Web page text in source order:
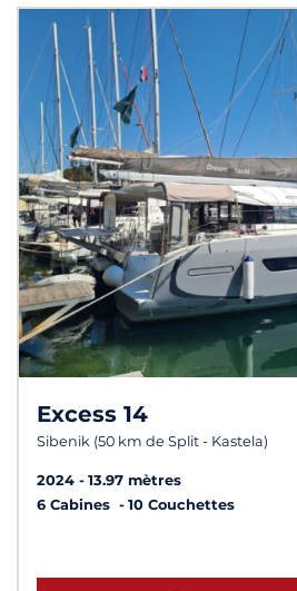
Excess 14
Sibenik (50 km de Split - Kastela)
2024
13.97 mètres
6 Cabines
10 Couchettes